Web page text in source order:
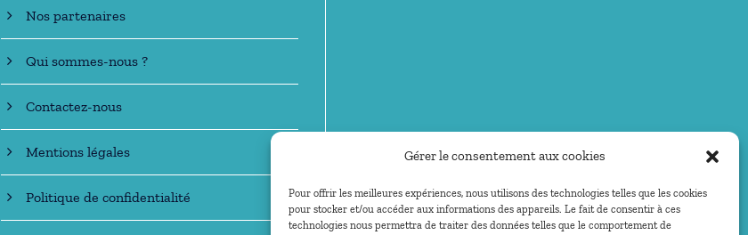
Gérer le consentement aux cookies
Pour offrir les meilleures expériences, nous utilisons des technologies telles que les cookies
pour stocker et/ou accéder aux informations des appareils. Le fait de consentir à ces
technologies nous permettra de traiter des données telles que le comportement de
Nos partenaires
Qui sommes-nous ?
Contactez-nous
Mentions légales
Politique de confidentialité